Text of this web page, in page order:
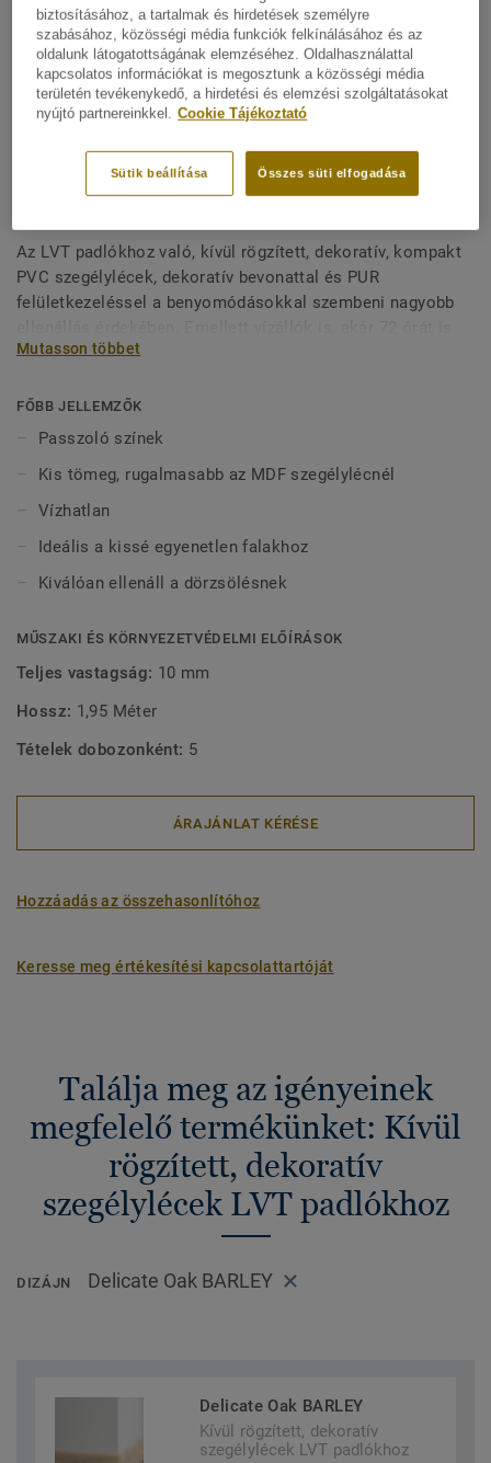
Minden dizájn megtekitése. (200)
All Accessories|Befejező munkák |Szegélylécek
Kívül rögzített, dekoratív
szegélylécek LVT padlókhoz -
Delicate Oak BARLEY
Az LVT padlókhoz való, kívül rögzített, dekoratív, kompakt
PVC szegélylécek, dekoratív bevonattal és PUR
felületkezeléssel a benyomódásokkal szembeni nagyobb
vízben tölthetnek bármilyen sérülés nélkül. 2-féle (60 mm
színekben kapható a tökéletes kivitel érdekében. A kívül
rögzített, dekoratív szegélylécek kompatibilisek minden
Mutasson többet
FŐBB JELLEMZŐK
Passzoló színek
Kis tömeg, rugalmasabb az MDF szegélylécnél
Vízhatlan
Ideális a kissé egyenetlen falakhoz
Kiválóan ellenáll a dörzsölésnek
MŰSZAKI ÉS KÖRNYEZETVÉDELMI ELŐÍRÁSOK
Teljes vastagság: 10 mm
Hossz: 1,95 Méter
Tételek dobozonként: 5
ÁRAJÁNLAT KÉRÉSE
Hozzáadás az összehasonlítóhoz
Keresse meg értékesítési kapcsolattartóját
Találja meg az igényeinek
megfelelő termékünket: Kívül
rögzített, dekoratív
szegélylécek LVT padlókhoz
DIZÁJN Delicate Oak BARLEY
Delicate Oak BARLEY
Kívül rögzített, dekoratív
szegélylécek LVT padlókhoz
biztosításához, a tartalmak és hirdetések személyre
szabásához, közösségi média funkciók felkínálásához és az
oldalunk látogatottságának elemzéséhez. Oldalhasználattal
kapcsolatos információkat is megosztunk a közösségi média
területén tevékenykedő, a hirdetési és elemzési szolgáltatásokat
nyújtó partnereinkkel. Cookie Tájékoztató
Összes süti elfogadása
Sütik beállítása